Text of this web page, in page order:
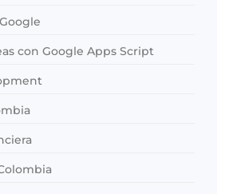
con Google Apps Script